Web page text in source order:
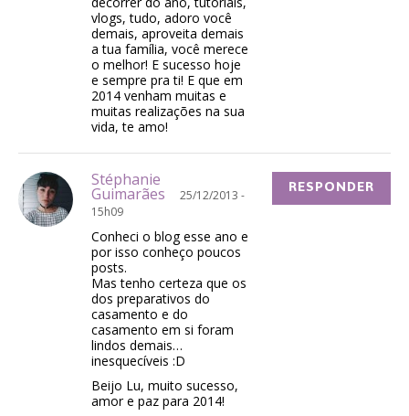
vlogs, tudo, adoro você
demais, aproveita demais
a tua família, você merece
o melhor! E sucesso hoje
e sempre pra ti! E que em
2014 venham muitas e
muitas realizações na sua
vida, te amo!
Stéphanie
Guimarães
25/12/2013 -
15h09
Conheci o blog esse ano e
por isso conheço poucos
posts.
Mas tenho certeza que os
dos preparativos do
casamento e do
casamento em si foram
lindos demais…
inesquecíveis :D
Beijo Lu, muito sucesso,
amor e paz para 2014!
RESPONDER